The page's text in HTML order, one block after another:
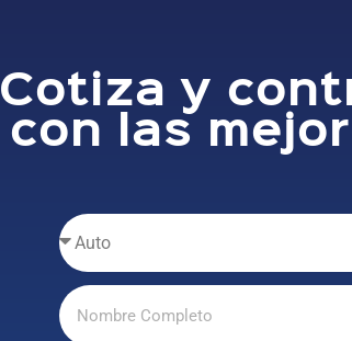
Cotiza y
con las